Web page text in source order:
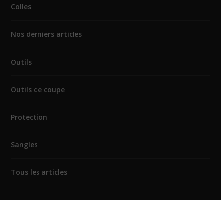
Colles
Nos derniers articles
Outils
Outils de coupe
Protection
Sangles
Tous les articles